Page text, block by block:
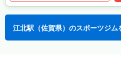
江北駅（佐賀県）のスポーツジム